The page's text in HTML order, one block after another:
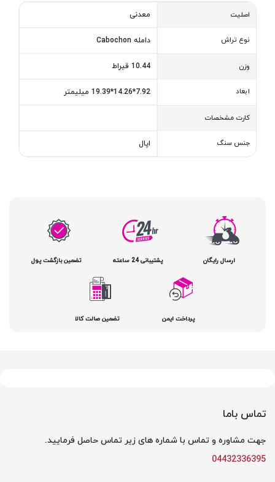
اصلیت معدنی
نوع تراش دامله Cabochon
وزن 10.44 قیراط
ابعاد 7.92*14.26*19.39 میلیمتر
کارت مشخصات
جنس سنگ اپال
ارسال رایگان پشتیبانی 24 ساعته تضمین بازگشت پول
پرداخت ایمن تضمین صالت کالا
تماس باما
جهت مشاوره و تماس با شماره های زیر تماس حاصل فرمایید.
04432336395